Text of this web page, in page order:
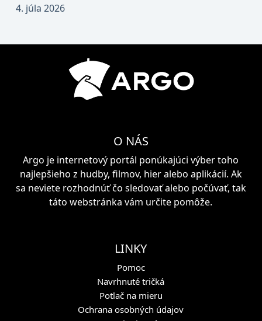
4. júla 2026
O NÁS
Argo je internetový portál ponúkajúci výber toho
najlepšieho z hudby, filmov, hier alebo aplikácií. Ak
sa neviete rozhodnúť čo sledovať alebo počúvať, tak
táto webstránka vám určite pomôže.
LINKY
Pomoc
Navrhnuté tričká
Potlač na mieru
Ochrana osobných údajov